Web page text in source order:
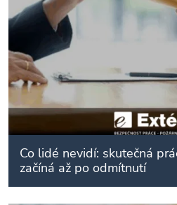
Co lidé nevidí: skutečná
začíná až po odmítnutí